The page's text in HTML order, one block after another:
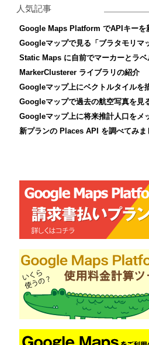
人気記事
Google Maps Platform でAPIキーを
Googleマップで見る「ブラタモリマ
Static Maps に自前でマーカーとラベ
MarkerClusterer ライブラリの紹介
Googleマップ上にベクトルタイルを
Googleマップで過去の航空写真を見
Googleマップ上に将来推計人口をメ
新プランの Places API を調べてみま